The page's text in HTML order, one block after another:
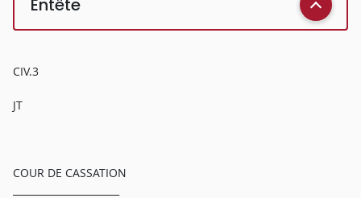
Entête
CIV.3
JT
COUR DE CASSATION